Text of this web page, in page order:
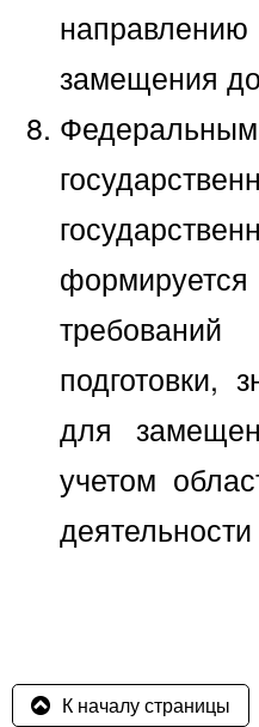
замещения
подготовки,
для
учетом
К началу страницы